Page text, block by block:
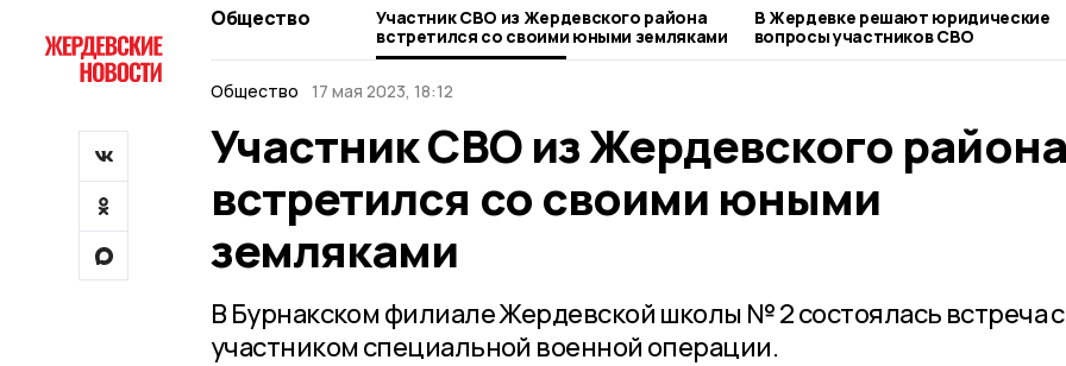
Общество
Участник СВО из Жердевского района
встретился со своими юными земляками
В Жердевке решают юридические
вопросы участников СВО
Общество 17 мая 2023, 18:12
Участник СВО из Жердевского района
встретился со своими юными
земляками
В Бурнакском филиале Жердевской школы № 2 состоялась встреча с
участником специальной военной операции.